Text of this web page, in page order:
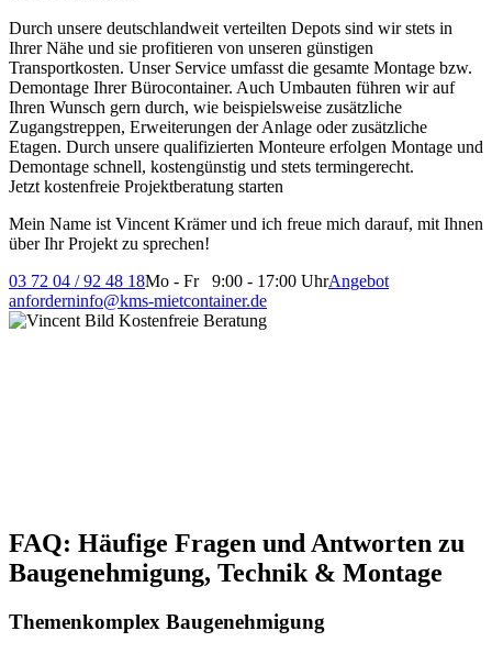
Durch unsere deutschlandweit verteilten Depots sind wir stets in
Ihrer Nähe und sie profitieren von unseren günstigen
Transportkosten. Unser Service umfasst die gesamte Montage bzw.
Demontage Ihrer Bürocontainer. Auch Umbauten führen wir auf
Ihren Wunsch gern durch, wie beispielsweise zusätzliche
Zugangstreppen, Erweiterungen der Anlage oder zusätzliche
Etagen. Durch unsere qualifizierten Monteure erfolgen Montage und
Demontage schnell, kostengünstig und stets termingerecht.
Jetzt kostenfreie Projektberatung starten
Mein Name ist Vincent Krämer und ich freue mich darauf, mit Ihnen
über Ihr Projekt zu sprechen!
03 72 04 / 92 48 18Mo - Fr 9:00 - 17:00 UhrAngebot
anforderninfo@kms-mietcontainer.de
FAQ: Häufige Fragen und Antworten zu
Baugenehmigung, Technik & Montage
Themenkomplex Baugenehmigung